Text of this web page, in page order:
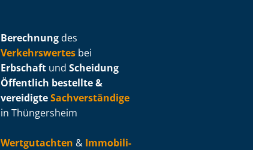
Berechnung des
Verkehrswertes bei
Erbschaft und Scheidung
Öffentlich bestellte &
vereidigteSachverständige
in Thüngersheim
Wertgutachten & Im­mo­bi­li­